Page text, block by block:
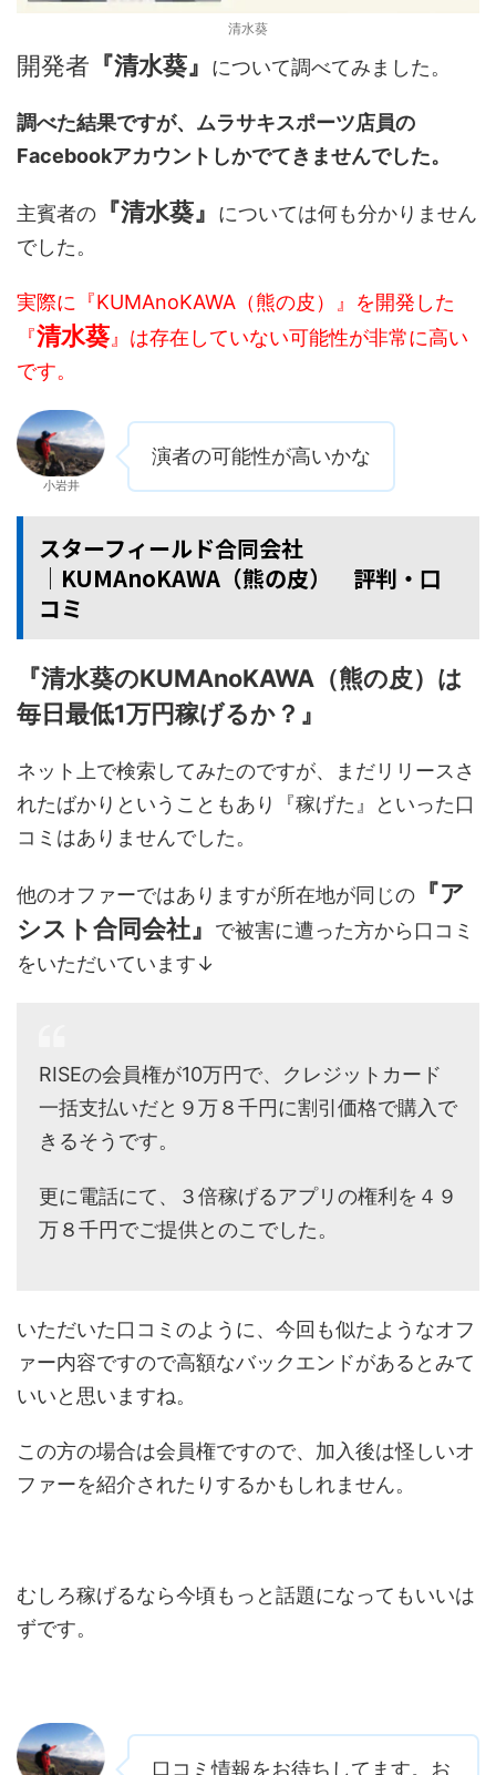
清水葵
開発者 『清水葵』 について調べてみました。
調べた結果ですが、ムラサキスポーツ店員の
Facebookアカウントしかでてきませんでした。
主賓者の 『清水葵』
については何も分かりません
でした。
実際に『KUMAnoKAWA（熊の皮）』を開発した
『清水葵 』は存在していない可能性が非常に高い
です。
小岩井
演者の可能性が高いかな
スターフィールド合同会社
│KUMAnoKAWA（熊の皮） 評判・口
コミ
『清水葵のKUMAnoKAWA（熊の皮）は
毎日最低1万円稼げるか？』
ネット上で検索してみたのですが、まだリリースさ
れたばかりということもあり『稼げた』といった口
コミはありませんでした。
他のオファーではありますが所在地が同じの
『ア
シスト合同会社』
で被害に遭った方から口コミ
をいただいています↓
RISEの会員権が10万円で、クレジットカード
一括支払いだと９万８千円に割引価格で購入で
きるそうです。
更に電話にて、３倍稼げるアプリの権利を４９
万８千円でご提供とのこでした。
いただいた口コミのように、今回も似たようなオフ
ァー内容ですので高額なバックエンドがあるとみて
いいと思いますね。
この方の場合は会員権ですので、加入後は怪しいオ
ファーを紹介されたりするかもしれません。
むしろ稼げるなら今頃もっと話題になってもいいは
ずです。
口コミ情報をお待ちしてます。お